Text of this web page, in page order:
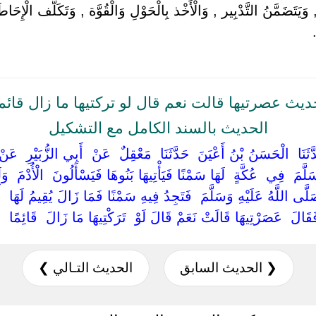
التَّدْبِير , وَالْأَخْذ بِالْحَوْلِ وَالْقُوَّة , وَتَكَلُّف
عصرتيها قالت نعم قال لو تركتيها ما زال
الحديث بالسند الكامل مع التشكيل
‏الْحَسَنُ بْنُ أَعْيَنَ ‏ ‏حَدَّثَنَا ‏ ‏مَعْقِلٌ ‏ ‏عَنْ ‏ ‏أَبِي الزُّبَيْرِ
‏فِي ‏ ‏عُكَّةٍ ‏ ‏لَهَا سَمْنًا فَيَأْتِيهَا بَنُوهَا فَيَسْأَلُونَ
اللَّهُ عَلَيْهِ وَسَلَّمَ ‏ ‏فَتَجِدُ فِيهِ سَمْنًا فَمَا زَالَ يُقِيمُ لَهَا
‏عَصَرْتِيهَا قَالَتْ نَعَمْ قَالَ لَوْ ‏ ‏تَرَكْتِيهَا مَا زَالَ ‏ ‏قَائِمًا
❮ الحديث السابق الحديث التـالي ❯